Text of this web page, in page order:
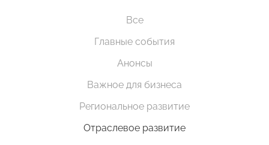
Все
Главные события
Анонсы
Важное для бизнеса
Региональное развитие
Отраслевое развитие